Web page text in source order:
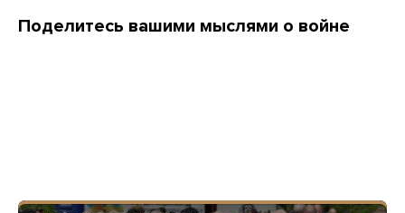
Поделитесь вашими мыслями о войне